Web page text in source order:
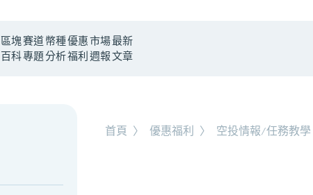
區塊
百科
賽道
專題
幣種
分析
優惠
福利
市場
週報
最新
文章
首頁 〉 優惠福利 〉 空投情報/任務教學